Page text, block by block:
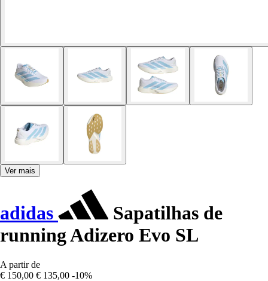
Ver mais
adidas
Sapatilhas de
running Adizero Evo SL
A partir de
€ 150,00 € 135,00 -10%